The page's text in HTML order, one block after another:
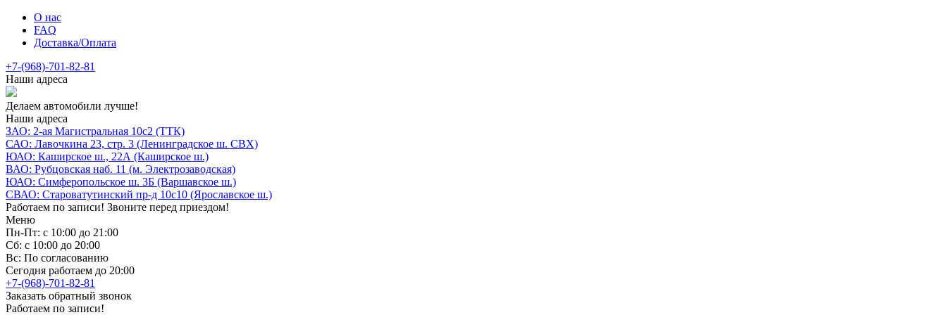
О нас
FAQ
Доставка/Оплата
+7-(968)-701-82-81
Наши адреса
Делаем автомобили лучше!
Наши адреса
ЗАО: 2-ая Магистральная 10с2 (ТТК)
САО: Лавочкина 23, стр. 3 (Ленинградское ш. СВХ)
ЮАО: Каширское ш., 22А (Каширское ш.)
ВАО: Рубцовская наб. 11 (м. Электрозаводская)
ЮАО: Симферопольское ш. 3Б (Варшавское ш.)
СВАО: Староватутинский пр-д 10с10 (Ярославское ш.)
Работаем по записи! Звоните перед приездом!
Меню
Пн-Пт: с 10:00 до 21:00
Сб: с 10:00 до 20:00
Вс: По согласованию
Сегодня работаем до 20:00
+7-(968)-701-82-81
Заказать обратный звонок
Работаем по записи!